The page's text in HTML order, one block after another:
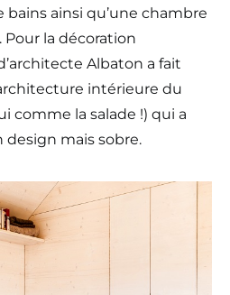
bains ainsi qu’une chambre
la décoration
Albaton a fait
intérieure du
comme la salade !) qui a
design mais sobre.